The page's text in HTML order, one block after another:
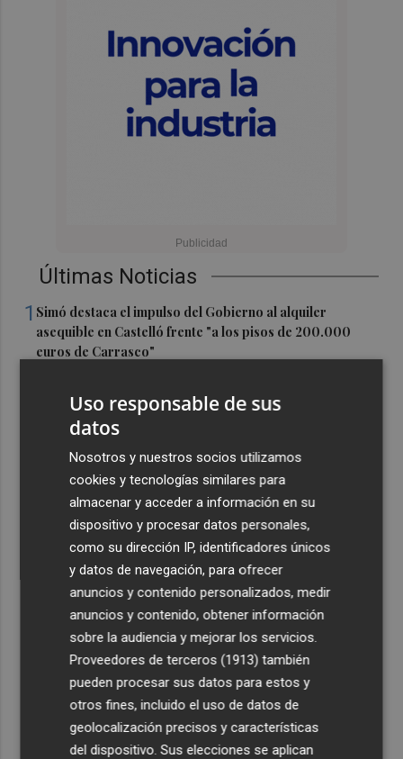
Últimas Noticias
1 Simó destaca el impulso del Gobierno al alquiler
asequible en Castelló frente "a los pisos de 200.000
euros de Carrasco"
obras de reforma de la tenencia de alcaldía sur
Castelló acelera el montaje de la infraestructura en las
playas y el Planetari del eclipse para convertirlo en "un
evento histórico"
Ruegan precaución con el baño en 13 playas de Águilas,
Cartagena, Calnegre y San Javier
Israel rechaza el plan de 15 puntos para Gaza impulsado
por EEUU
Uso responsable de sus
datos
Nosotros y nuestros socios utilizamos
cookies y tecnologías similares para
almacenar y acceder a información en su
dispositivo y procesar datos personales,
como su dirección IP, identificadores únicos
y datos de navegación, para ofrecer
anuncios y contenido personalizados, medir
anuncios y contenido, obtener información
sobre la audiencia y mejorar los servicios.
Proveedores de terceros (1913) también
pueden procesar sus datos para estos y
otros fines, incluido el uso de datos de
geolocalización precisos y características
del dispositivo. Sus elecciones se aplican